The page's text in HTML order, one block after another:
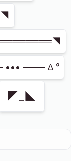
••• ––––– ∆ °
◤_◣